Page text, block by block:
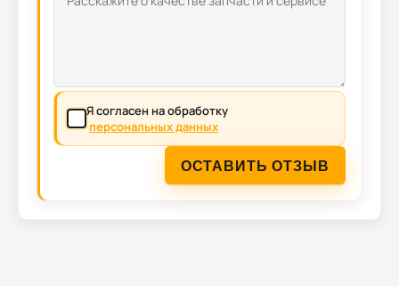
Я согласен на обработку
персональных данных
ОСТАВИТЬ ОТЗЫВ